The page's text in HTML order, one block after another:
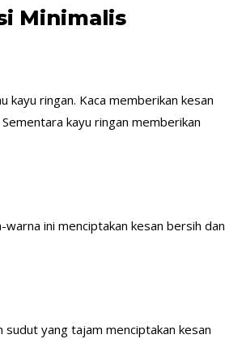
Minimalis
kayu ringan. Kaca memberikan kesan
kayu ringan memberikan
ini menciptakan kesan bersih dan
yang tajam menciptakan kesan